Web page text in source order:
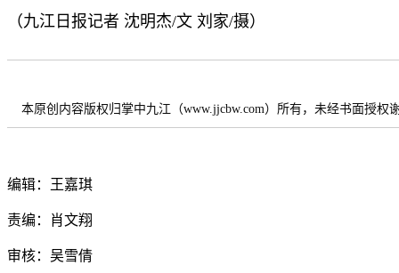
（九江日报记者 沈明杰/文 刘家/摄）
本原创内容版权归掌中九江（www.jjcbw.com）所有，未经书面授权
编辑：王嘉琪
责编：肖文翔
审核：吴雪倩